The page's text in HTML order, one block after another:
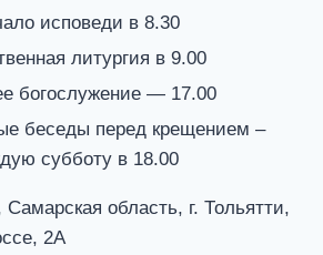
исповеди в 8.30
литургия в 9.00
богослужение — 17.00
беседы перед крещением –
субботу в 18.00
область, г. Тольятти,
2А